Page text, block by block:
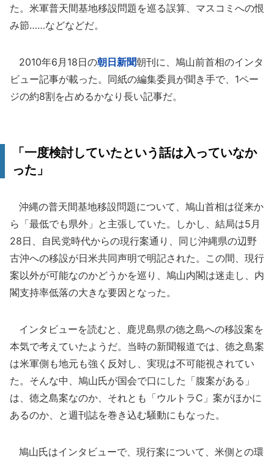
た。米軍普天間基地移設問題を巡る誤算、マスコミへの恨
み節……などなどだ。
2010年6月18日の朝日新聞朝刊に、鳩山前首相のインタ
ビュー記事が載った。同紙の編集委員が聞き手で、1ペー
ジの約8割を占めるかなり長い記事だ。
「一度検討していたという話は入っていなか
った」
沖縄の普天間基地移設問題について、鳩山首相は従来か
ら「最低でも県外」と主張していた。しかし、結局は5月
28日、自民党時代からの現行案通り、同じ沖縄県の辺野
古沖への移設が日米共同声明で明記された。この間、現行
案以外が可能なのかどうかを巡り、鳩山内閣は迷走し、内
閣支持率低落の大きな要因となった。
インタビューを読むと、鹿児島県の徳之島への移設案を
本気で考えていたようだ。当時の新聞報道では、徳之島案
は米軍側も地元も強く反対し、実現は不可能視されてい
た。そんな中、鳩山氏が国会で口にした「腹案がある」
は、徳之島案なのか、それとも「ウルトラC」案がほかに
あるのか、と週刊誌を巻き込む騒動にもなった。
鳩山氏はインタビューで、現行案について、米側との環